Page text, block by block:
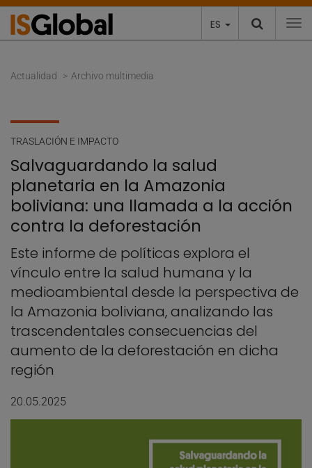
ES
Actualidad Archivo multimedia
TRASLACIÓN E IMPACTO
Salvaguardando la salud
planetaria en la Amazonia
boliviana: una llamada a la acción
contra la deforestación
Este informe de políticas explora el
vínculo entre la salud humana y la
medioambiental desde la perspectiva de
la Amazonia boliviana, analizando las
trascendentales consecuencias del
aumento de la deforestación en dicha
región
20.05.2025